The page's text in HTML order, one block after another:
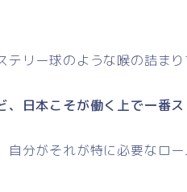
テリー球のような喉の詰ま
日本こそが働く上で一番ス
分がそれが特に必要なロ